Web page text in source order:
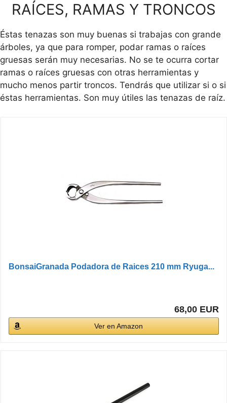
RAÍCES, RAMAS Y TRONCOS
Éstas tenazas son muy buenas si trabajas con grande
árboles, ya que para romper, podar ramas o raíces
gruesas serán muy necesarias. No se te ocurra cortar
ramas o raíces gruesas con otras herramientas y
mucho menos partir troncos. Tendrás que utilizar si o si
éstas herramientas. Son muy útiles las tenazas de raíz.
BonsaiGranada Podadora de Raices 210 mm Ryuga...
68,00 EUR
Ver en Amazon